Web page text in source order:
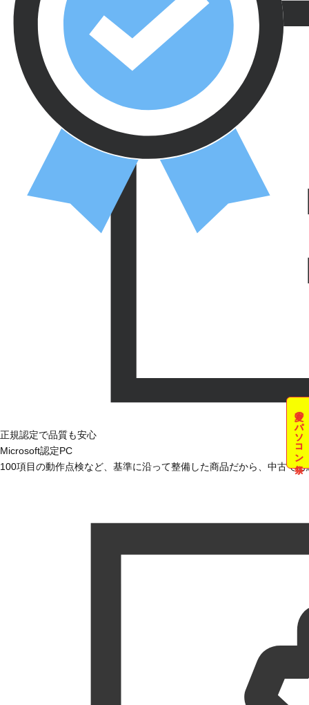
夏のパソコン祭
正規認定で品質も安心
Microsoft認定PC
100項目の動作点検など、基準に沿って整備した商品だから、中古で